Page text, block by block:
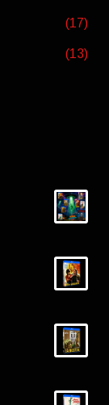
(17)
(13)